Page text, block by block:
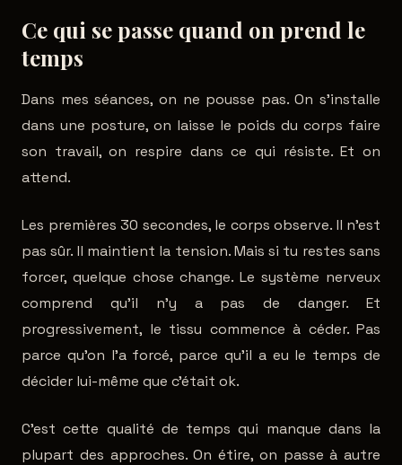
Ce qui se passe quand on prend le
temps
Dans mes séances, on ne pousse pas. On s'installe
dans une posture, on laisse le poids du corps faire
son travail, on respire dans ce qui résiste. Et on
attend.
Les premières 30 secondes, le corps observe. Il n'est
pas sûr. Il maintient la tension. Mais si tu restes sans
forcer, quelque chose change. Le système nerveux
comprend qu'il n'y a pas de danger. Et
progressivement, le tissu commence à céder. Pas
parce qu'on l'a forcé, parce qu'il a eu le temps de
décider lui-même que c'était ok.
C'est cette qualité de temps qui manque dans la
plupart des approches. On étire, on passe à autre